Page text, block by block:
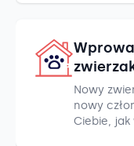
Nowy
nowy
Ciebie, jak